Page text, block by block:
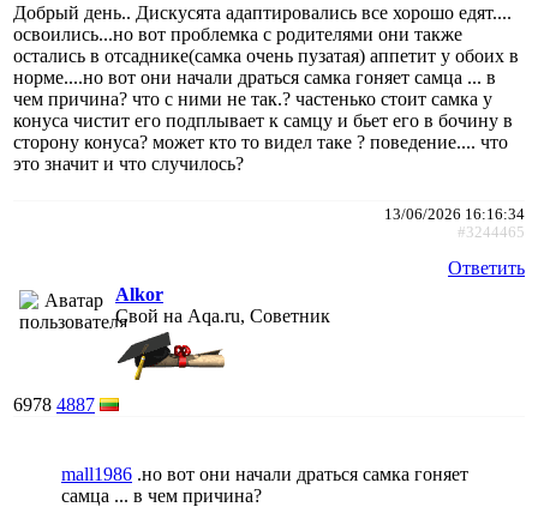
Добрый день.. Дискусята адаптировались все хорошо едят....
освоились...но вот проблемка с родителями они также
остались в отсаднике(самка очень пузатая) аппетит у обоих в
норме....но вот они начали драться самка гоняет самца ... в
чем причина? что с ними не так.? частенько стоит самка у
конуса чистит его подплывает к самцу и бьет его в бочину в
сторону конуса? может кто то видел таке ? поведение.... что
это значит и что случилось?
13/06/2026 16:16:34
#3244465
Ответить
Alkor
Свой на Aqa.ru, Советник
6978 4887
mall1986 .но вот они начали драться самка гоняет
самца ... в чем причина?